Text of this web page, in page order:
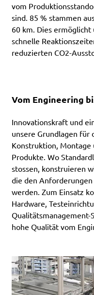
vom
sind. 85 % stammen
60 km. Dies ermöglicht
schnelle
reduzierten CO2-
Vom Engineering
Innovationskraft und
unsere Grundlagen für
Konstruktion,
Produkte. Wo
stossen, konstruieren
die den
werden. Zum Einsatz
Hardware,
Qualitätsmanagement-
hohe Qualität vom